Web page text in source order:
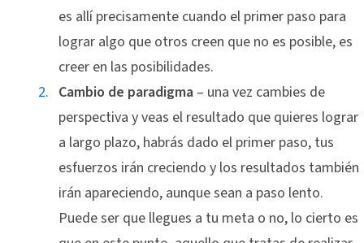
es allí precisamente cuando el primer paso para
lograr algo que otros creen que no es posible, es
creer en las posibilidades.
Cambio de paradigma – una vez cambies de
perspectiva y veas el resultado que quieres lograr
a largo plazo, habrás dado el primer paso, tus
esfuerzos irán creciendo y los resultados también
irán apareciendo, aunque sean a paso lento.
Puede ser que llegues a tu meta o no, lo cierto es